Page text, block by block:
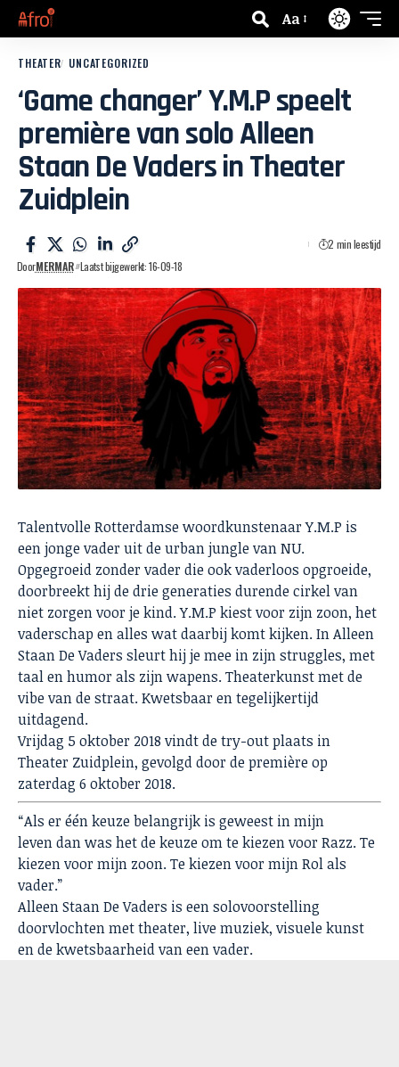
Aa
THEATER UNCATEGORIZED
‘Game changer’ Y.M.P speelt
première van solo Alleen
Staan De Vaders in Theater
Zuidplein
DoorMERMAR Laatst bijgewerkt: 16-09-18
2 min leestijd
Talentvolle Rotterdamse woordkunstenaar Y.M.P is
een jonge vader uit de urban jungle van NU.
Opgegroeid zonder vader die ook vaderloos opgroeide,
doorbreekt hij de drie generaties durende cirkel van
niet zorgen voor je kind. Y.M.P kiest voor zijn zoon, het
vaderschap en alles wat daarbij komt kijken. In Alleen
Staan De Vaders sleurt hij je mee in zijn struggles, met
taal en humor als zijn wapens. Theaterkunst met de
vibe van de straat. Kwetsbaar en tegelijkertijd
uitdagend.
Vrijdag 5 oktober 2018 vindt de try-out plaats in
Theater Zuidplein, gevolgd door de première op
zaterdag 6 oktober 2018.
“Als er één keuze belangrijk is geweest in mijn
leven dan was het de keuze om te kiezen voor Razz. Te
kiezen voor mijn zoon. Te kiezen voor mijn Rol als
vader.”
Alleen Staan De Vaders is een solovoorstelling
doorvlochten met theater, live muziek, visuele kunst
en de kwetsbaarheid van een vader.